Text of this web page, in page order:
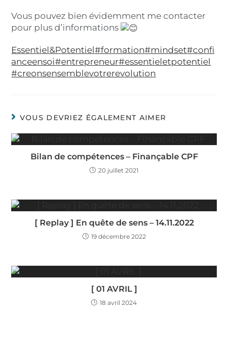
Vous pouvez bien évidemment me contacter
pour plus d’informations
Essentiel&Potentiel#formation#mindset#confi
anceensoi#entrepreneur#essentieletpotentiel
#creonsensemblevotrerevolution
VOUS DEVRIEZ ÉGALEMENT AIMER
Bilan de compétences – Finançable CPF
20 juillet 2021
[ Replay ] En quête de sens – 14.11.2022
19 décembre 2022
[ 01 AVRIL ]
18 avril 2024